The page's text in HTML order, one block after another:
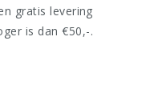
gratis levering
is dan €50,-.